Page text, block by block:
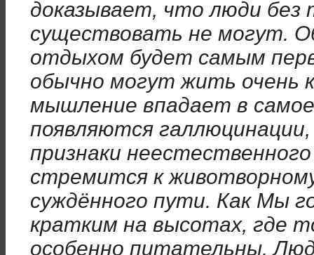
доказывает, что люди без
существовать не могут.
отдыхом будет самым
обычно могут жить очень
мышление впадает в
появляются
признаки
стремится к
суждённого пути. Как Мы
кратким на высотах, где
особенно питательны.